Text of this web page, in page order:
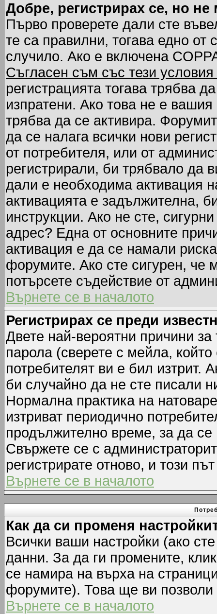
Добре, регистрирах се, но не
Първо проверете дали сте
те са правилни, тогава едно
случило. Ако е включена
Съгласен съм със тези
регистрацията тогава трябва
изпратени. Ако това не е
трябва да се активира.
да се налага всички нови
от потребителя, или от
регистрирали, би трябвало да
дали е необходима активация
активацията е задължителна,
инструкции. Ако не сте,
адрес? Една от основните
активация е да се намали
форумите. Ако сте сигурен, че
потърсете съдействие от
Върнете се в началото
Регистрирах се преди
Двете най-вероятни причини
парола (сверете с мейла,
потребителят ви е бил изтрит.
би случайно да не сте писали
Нормална практика на
изтриват периодично
продължително време, за да
Свържете се с
регистрирате отново, и този
Върнете се в началото
Как да си променя
Всички ваши настройки (ако
данни. За да ги промените,
се намира на върха на
форумите). Това ще ви позволи
Върнете се в началото